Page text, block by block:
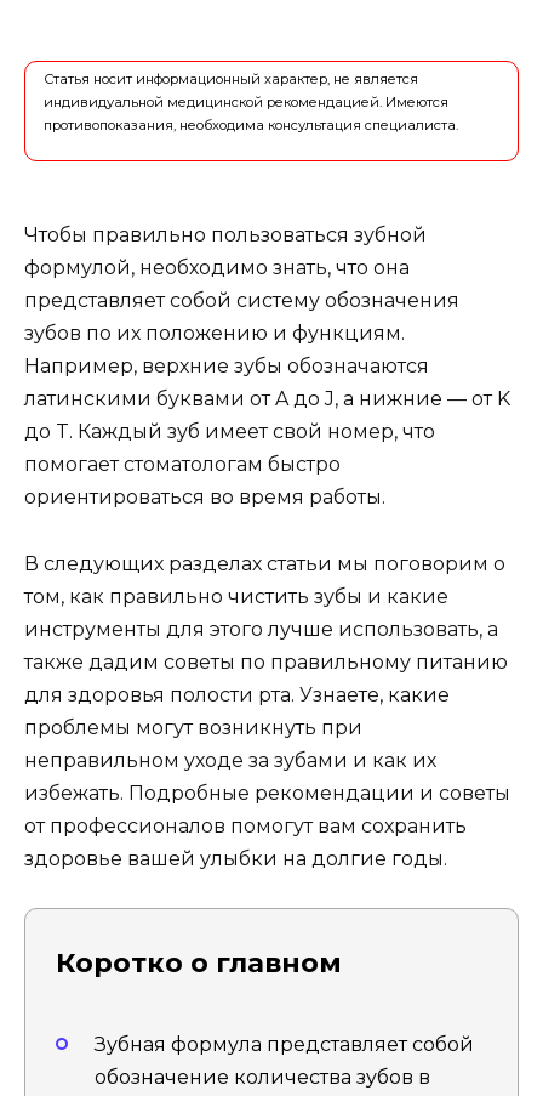
Статья носит информационный характер, не является
индивидуальной медицинской рекомендацией. Имеются
противопоказания, необходима консультация специалиста.
Чтобы правильно пользоваться зубной
формулой, необходимо знать, что она
представляет собой систему обозначения
зубов по их положению и функциям.
Например, верхние зубы обозначаются
латинскими буквами от A до J, а нижние — от K
до T. Каждый зуб имеет свой номер, что
помогает стоматологам быстро
ориентироваться во время работы.
В следующих разделах статьи мы поговорим о
том, как правильно чистить зубы и какие
инструменты для этого лучше использовать, а
также дадим советы по правильному питанию
для здоровья полости рта. Узнаете, какие
проблемы могут возникнуть при
неправильном уходе за зубами и как их
избежать. Подробные рекомендации и советы
от профессионалов помогут вам сохранить
здоровье вашей улыбки на долгие годы.
Коротко о главном
Зубная формула представляет собой
обозначение количества зубов в